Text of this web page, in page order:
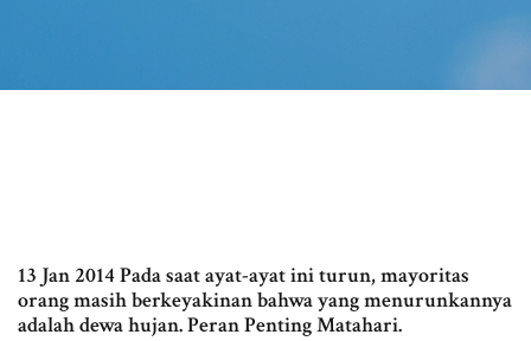
13 Jan 2014 Pada saat ayat-ayat ini turun, mayoritas
orang masih berkeyakinan bahwa yang menurunkannya
adalah dewa hujan. Peran Penting Matahari.